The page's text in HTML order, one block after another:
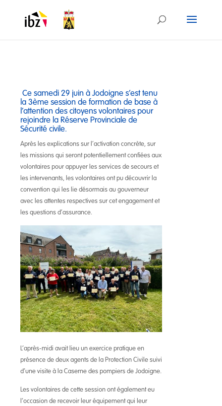
Ce samedi 29 juin à Jodoigne s’est tenu
la 3ème session de formation de base à
l’attention des citoyens volontaires pour
rejoindre la Réserve Provinciale de
Sécurité civile.
Après les explications sur l’activation concrète, sur
les missions qui seront potentiellement confiées aux
volontaires pour appuyer les services de secours et
les intervenants, les volontaires ont pu découvrir la
convention qui les lie désormais au gouverneur
avec les attentes respectives sur cet engagement et
les questions d’assurance.
L’après-midi avait lieu un exercice pratique en
présence de deux agents de la Protection Civile suivi
d’une visite à la Caserne des pompiers de Jodoigne.
Les volontaires de cette session ont également eu
l’occasion de recevoir leur équipement qui leur